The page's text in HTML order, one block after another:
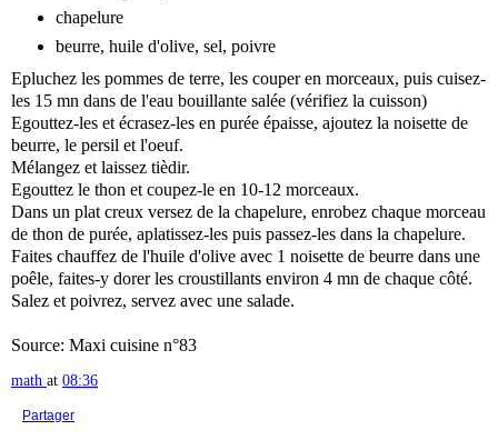
chapelure
beurre, huile d'olive, sel, poivre
Epluchez les pommes de terre, les couper en morceaux, puis cuisez-
les 15 mn dans de l'eau bouillante salée (vérifiez la cuisson)
Egouttez-les et écrasez-les en purée épaisse, ajoutez la noisette de
beurre, le persil et l'oeuf.
Mélangez et laissez tièdir.
Egouttez le thon et coupez-le en 10-12 morceaux.
Dans un plat creux versez de la chapelure, enrobez chaque morceau
de thon de purée, aplatissez-les puis passez-les dans la chapelure.
Faites chauffez de l'huile d'olive avec 1 noisette de beurre dans une
poêle, faites-y dorer les croustillants environ 4 mn de chaque côté.
Salez et poivrez, servez avec une salade.
Source: Maxi cuisine n°83
math at 08:36
Partager